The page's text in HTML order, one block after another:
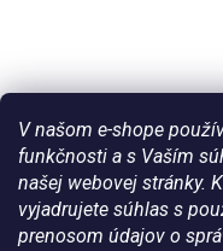
V našom e-shope
funkčnosti a s Vaším
našej webovej stránky.
vyjadrujete súhlas s
prenosom údajov o